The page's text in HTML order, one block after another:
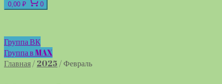
0,00 ₽ 0
Группа ВК
Группа в MAX
Главная/2025 /Февраль